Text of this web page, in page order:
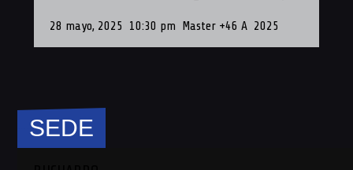
28 mayo, 2025 10:30 pm Master +46 A 2025
SEDE